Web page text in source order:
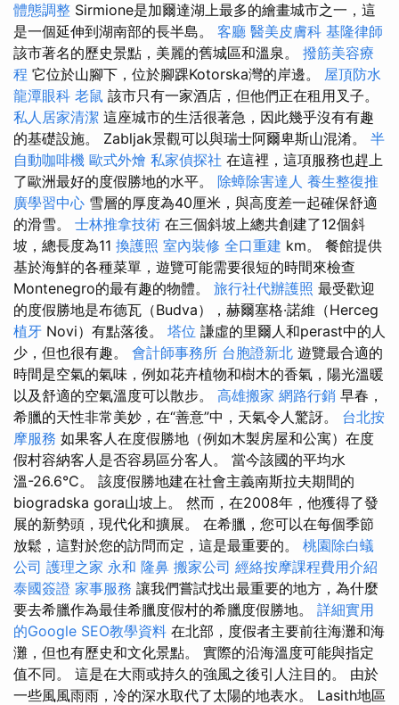
體態調整 Sirmione是加爾達湖上最多的繪畫城市之一，這
是一個延伸到湖南部的長半島。 客廳 醫美皮膚科 基隆律師
該市著名的歷史景點，美麗的舊城區和溫泉。 撥筋美容療
程 它位於山腳下，位於腳踝Kotorska灣的岸邊。 屋頂防水
龍潭眼科 老鼠 該市只有一家酒店，但他們正在租用叉子。
私人居家清潔 這座城市的生活很著急，因此幾乎沒有有趣
的基礎設施。 Zabljak景觀可以與瑞士阿爾卑斯山混淆。 半
自動咖啡機 歐式外燴 私家偵探社 在這裡，這項服務也趕上
了歐洲最好的度假勝地的水平。 除蟑除害達人 養生整復推
廣學習中心 雪層的厚度為40厘米，與高度差一起確保舒適
的滑雪。 士林推拿技術 在三個斜坡上總共創建了12個斜
坡，總長度為11 換護照 室內裝修 全口重建 km。 餐館提供
基於海鮮的各種菜單，遊覽可能需要很短的時間來檢查
Montenegro的最有趣的物體。 旅行社代辦護照 最受歡迎
的度假勝地是布德瓦（Budva），赫爾塞格·諾維（Herceg
植牙 Novi）有點落後。 塔位 謙虛的里爾人和perast中的人
少，但也很有趣。 會計師事務所 台胞證新北 遊覽最合適的
時間是空氣的氣味，例如花卉植物和樹木的香氣，陽光溫暖
以及舒適的空氣溫度可以散步。 高雄搬家 網路行銷 早春，
希臘的天性非常美妙，在“善意”中，天氣令人驚訝。 台北按
摩服務 如果客人在度假勝地（例如木製房屋和公寓）在度
假村容納客人是否容易區分客人。 當今該國的平均水
溫-26.6°C。 該度假勝地建在社會主義南斯拉夫期間的
biogradska gora山坡上。 然而，在2008年，他獲得了發
展的新勢頭，現代化和擴展。 在希臘，您可以在每個季節
放鬆，這對於您的訪問而定，這是最重要的。 桃園除白蟻
公司 護理之家 永和 隆鼻 搬家公司 經絡按摩課程費用介紹
泰國簽證 家事服務 讓我們嘗試找出最重要的地方，為什麼
要去希臘作為最佳希臘度假村的希臘度假勝地。 詳細實用
的Google SEO教學資料 在北部，度假者主要前往海灘和海
灘，但也有歷史和文化景點。 實際的沿海溫度可能與指定
值不同。 這是在大雨或持久的強風之後引人注目的。 由於
一些風風雨雨，冷的深水取代了太陽的地表水。 Lasith地區